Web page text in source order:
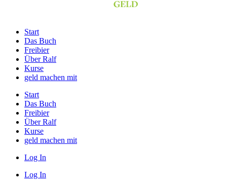
Start
Das Buch
Freibier
Über Ralf
Kurse
geld machen mit
Start
Das Buch
Freibier
Über Ralf
Kurse
geld machen mit
Log In
Log In